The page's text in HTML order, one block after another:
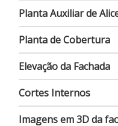
Planta Auxiliar de
Planta de Cobertura
Elevação da Fachada
Cortes Internos
Imagens em 3D da